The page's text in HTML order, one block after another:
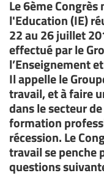
Le 6ème
l'Education (IE)
22 au 26 juillet
effectué par le
l’Enseignement
Il appelle le
travail, et à faire
dans le secteur
formation
récession. Le
travail se penche
questions